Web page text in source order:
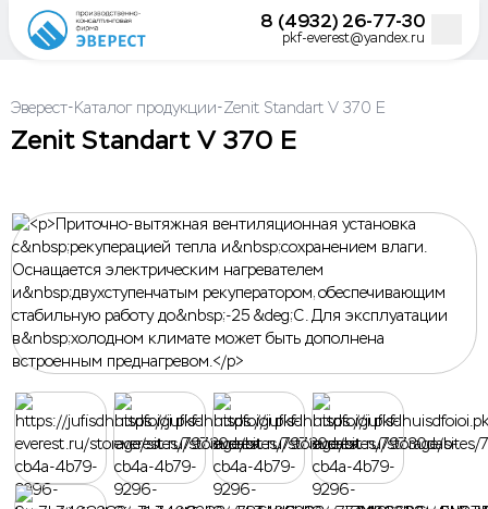
8 (4932) 26-77-30
pkf-everest@yandex.ru
Эверест-Каталог продукции-Zenit Standart V 370 E
Zenit Standart V 370 E